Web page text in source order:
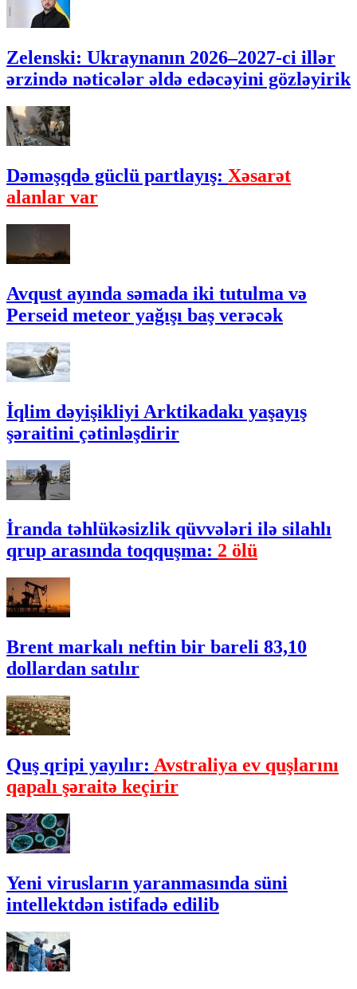
Zelenski: Ukraynanın 2026–2027-ci illər
ərzində nəticələr əldə edəcəyini gözləyirik
Dəməşqdə güclü partlayış: Xəsarət
alanlar var
Avqust ayında səmada iki tutulma və
Perseid meteor yağışı baş verəcək
İqlim dəyişikliyi Arktikadakı yaşayış
şəraitini çətinləşdirir
İranda təhlükəsizlik qüvvələri ilə silahlı
qrup arasında toqquşma: 2 ölü
Brent markalı neftin bir bareli 83,10
dollardan satılır
Quş qripi yayılır: Avstraliya ev quşlarını
qapalı şəraitə keçirir
Yeni virusların yaranmasında süni
intellektdən istifadə edilib